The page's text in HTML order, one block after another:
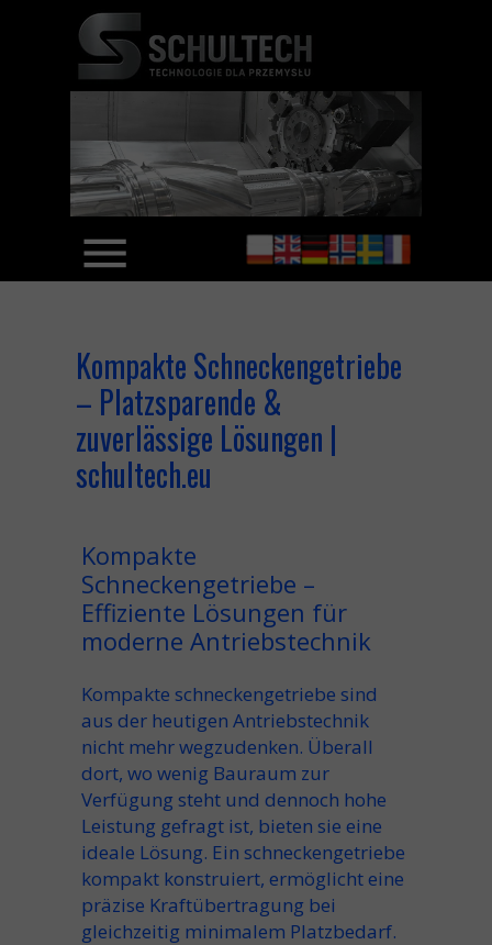
Kompakte Schneckengetriebe
– Platzsparende &
zuverlässige Lösungen |
schultech.eu
Kompakte
Schneckengetriebe –
Effiziente Lösungen für
moderne Antriebstechnik
Kompakte schneckengetriebe sind
aus der heutigen Antriebstechnik
nicht mehr wegzudenken. Überall
dort, wo wenig Bauraum zur
Verfügung steht und dennoch hohe
Leistung gefragt ist, bieten sie eine
ideale Lösung. Ein schneckengetriebe
kompakt konstruiert, ermöglicht eine
präzise Kraftübertragung bei
gleichzeitig minimalem Platzbedarf.